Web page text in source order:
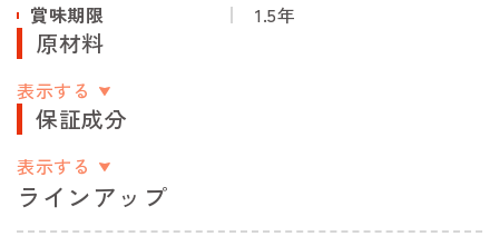
賞味期限
1.5年
原材料
表示する
保証成分
表示する
ラインアップ